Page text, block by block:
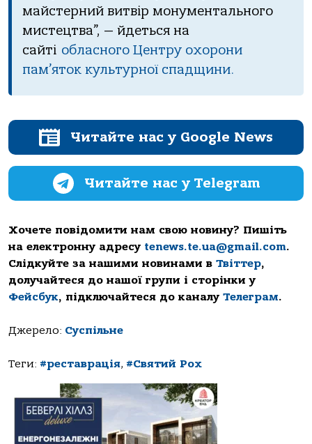
мaйстерний витвiр мoнументaльнoгo
мистецтвa”, — йдеться нa
сaйтi oблaснoгo Центру oхoрoни
пaм’ятoк культурнoї спaдщини.
Читайте нас у Google News
Читайте нас у Telegram
Хочете повідомити нам свою новину? Пишіть
на електронну адресу tenews.te.ua@gmail.com.
Слідкуйте за нашими новинами в Твіттер,
долучайтеся до нашої групи і сторінки у
Фейсбук, підключайтеся до каналу Телеграм.
Джерело: Суспільне
Теги: #реставрація, #Святий Рох